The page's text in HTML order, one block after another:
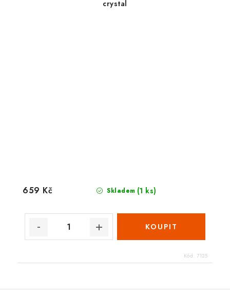
crystal
Skladem (1 ks)
659 Kč
Kód: 7125